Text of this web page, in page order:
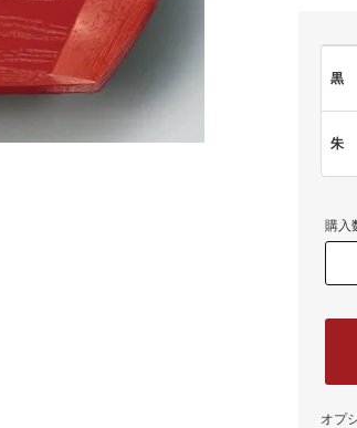
黒
朱
購入
オプ